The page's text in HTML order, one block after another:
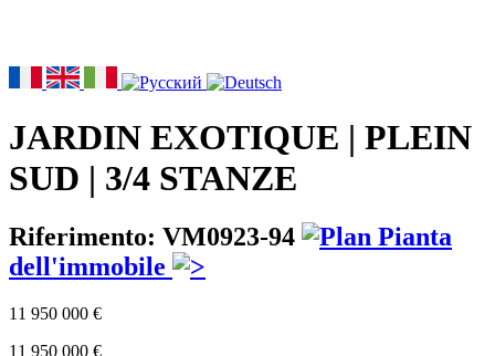
JARDIN EXOTIQUE | PLEIN
SUD | 3/4 STANZE
Riferimento: VM0923-94
Pianta
dell'immobile
11 950 000 €
11 950 000 €